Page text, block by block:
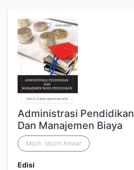
Administrasi Pendidikan
Dan Manajemen Biaya
Moch. Idochi Anwar
Edisi